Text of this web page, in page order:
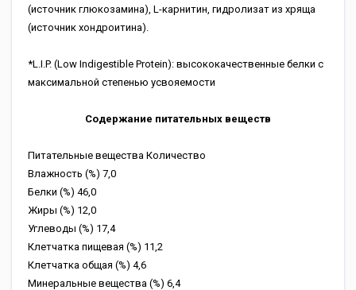
(источник глюкозамина), L-карнитин, гидролизат из хряща
(источник хондроитина).
*L.I.P. (Low Indigestible Protein): высококачественные белки с
максимальной степенью усвояемости
Содержание питательных веществ
Питательные вещества Количество
Влажность (%) 7,0
Белки (%) 46,0
Жиры (%) 12,0
Углеводы (%) 17,4
Клетчатка пищевая (%) 11,2
Клетчатка общая (%) 4,6
Минеральные вещества (%) 6,4